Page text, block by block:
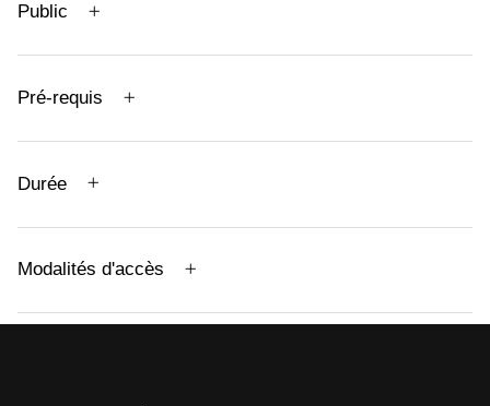
Public
Pré-requis
Durée
Modalités d'accès